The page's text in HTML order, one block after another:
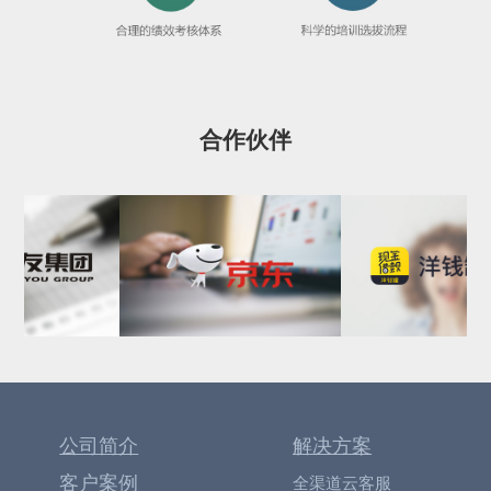
合作伙伴
公司简介
客户案例
解决方案
全渠道云客服